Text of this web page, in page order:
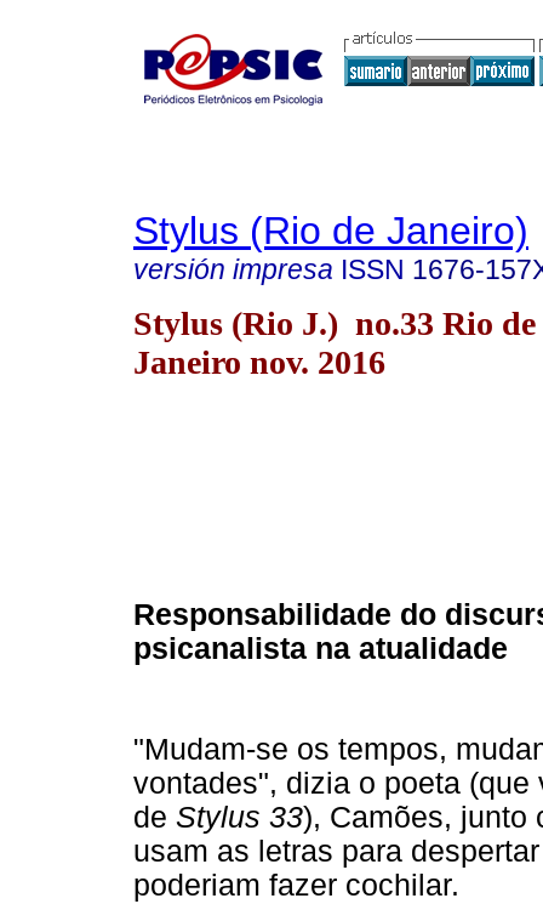
Stylus (Rio de Janeiro)
versión impresa ISSN 1676-
Stylus (Rio J.) no.33 Rio de
Janeiro nov. 2016
Responsabilidade do
psicanalista na atualidade
"Mudam-se os tempos,
vontades", dizia o poeta
de Stylus 33), Camões, junto
usam as letras para
poderiam fazer cochilar.